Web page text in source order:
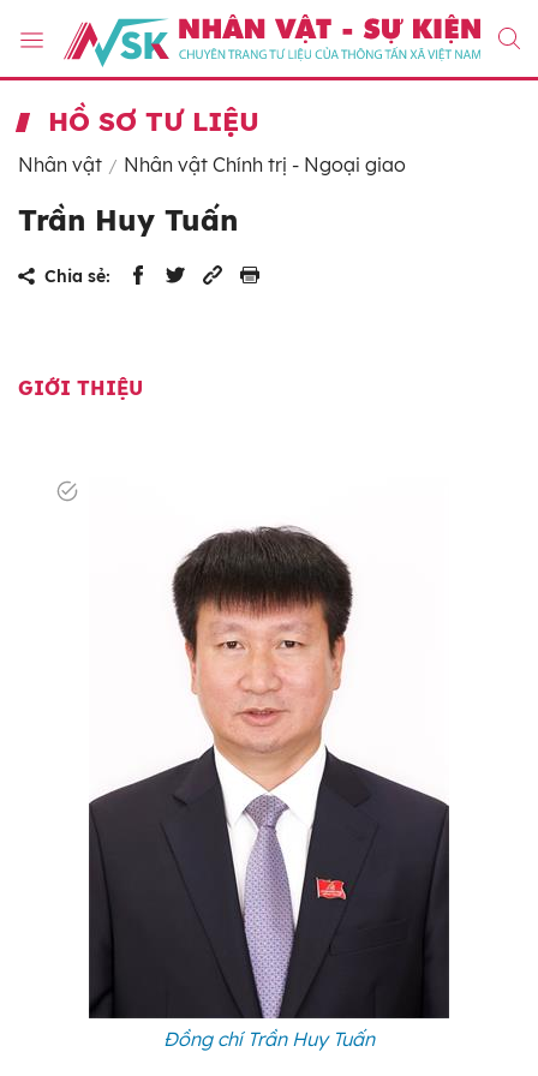
HỒ SƠ TƯ LIỆU
Nhân vật Nhân vật Chính trị - Ngoại giao
Trần Huy Tuấn
Chia sẻ:
GIỚI THIỆU
Đồng chí Trần Huy Tuấn